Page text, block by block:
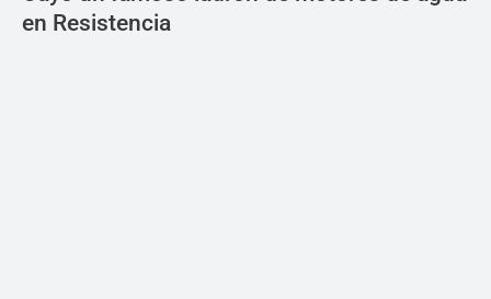
en Resistencia